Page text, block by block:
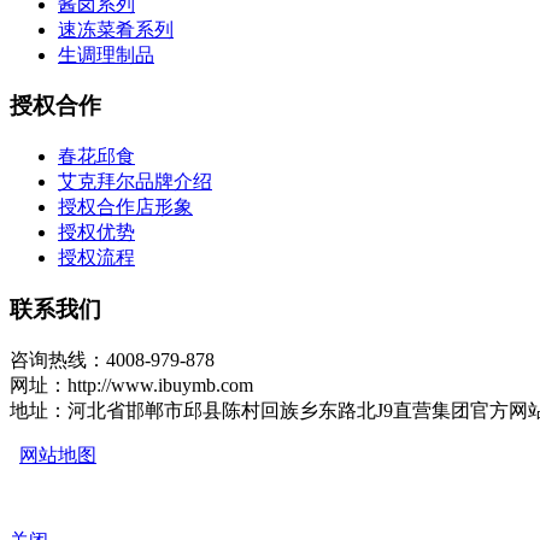
速冻菜肴系列
生调理制品
授权合作
春花邱食
艾克拜尔品牌介绍
授权合作店形象
授权优势
授权流程
联系我们
咨询热线：4008-979-878
网址：http://www.ibuymb.com
地址：河北省邯郸市邱县陈村回族乡东路北J9直营集团官方网
网站地图